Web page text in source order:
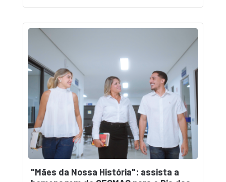
"Mães da Nossa História": assista a